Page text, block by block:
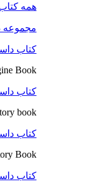
همه
مجموعه
کتاب
Book
کتاب
book
کتاب
Book
کتاب